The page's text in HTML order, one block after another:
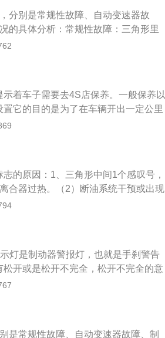
手制动时亮起，放下时熄灭；3、制动
发生故障亮起。
分别是常规性故障、自动变速器故
的具体分析：常规性故障：三角形里
常规性能或者部件和功能发生故障。
查出故障来源。自动变速器故障：黄
警告灯，说明变速箱存在故障或变速
油。胎压异常：括号下面一横中间有
当汽车的轮胎气压过低时，该警告灯
正常范围内。灯光故障：黄色灯泡感
、雾灯、内照明灯等常用的灯泡，看
括号圆圈中间有感叹号，这个代表着
和制动液面过低。需立即检修制动系
着车子需要去4S店保养。一般保养以
它的目的是为了在车辆开出一定公里
意义：汽车保养的目的是保持车内干
候已被设定好，所以每隔一定的公里
养。通常我们保养汽车的周期是每行
般比8000公里还要多一些。如果车辆
志消除掉。
的原因：1、三角形中间1个感叹号，
合器过热。（2）断油系统干预或出现
灯故障。2、括号圆圈中间1个感叹
熄灭。（3）制动液面过低，行驶过程
灯是制动器警报灯，也就是手刹警告
开或是松开不完全，松开不完全的意
放到底，手刹被拉起后此灯也会自动
制动液页面过低，这类情况则需要尽
统工作状况的重要信号，不容忽视。
是常规性故障、自动变速器故障、制